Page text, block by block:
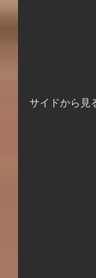
サイドから見